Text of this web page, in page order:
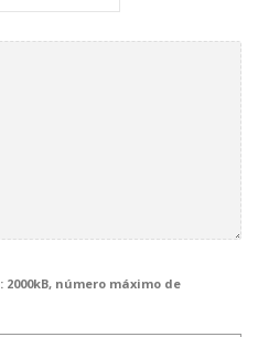
número máximo de